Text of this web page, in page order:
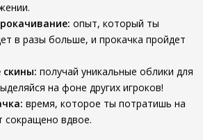
опыт, который ты
в разы больше, и прокачка пройдет
скины: получай уникальные облики для
на фоне других игроков!
время, которое ты потратишь на
сокращено вдвое.